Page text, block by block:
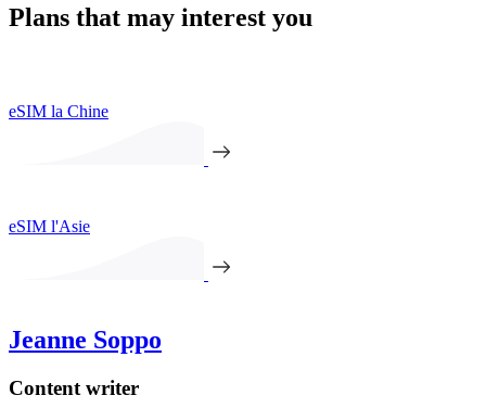
Plans that may interest you
eSIM la Chine
eSIM l'Asie
Jeanne Soppo
Content writer